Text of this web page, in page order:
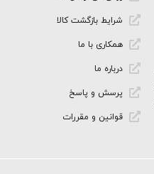
شرایط بازگشت کالا
همکاری با ما
درباره ما
پرسش و پاسخ
قوانین و مقررات